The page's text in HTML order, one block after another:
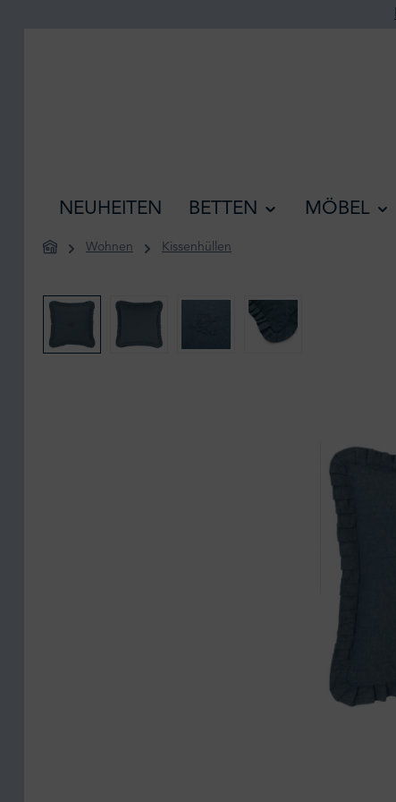
NEUHEITEN BETTEN MÖBEL
Wohnen Kissenhüllen